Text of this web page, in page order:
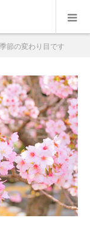
季節の変わり目です